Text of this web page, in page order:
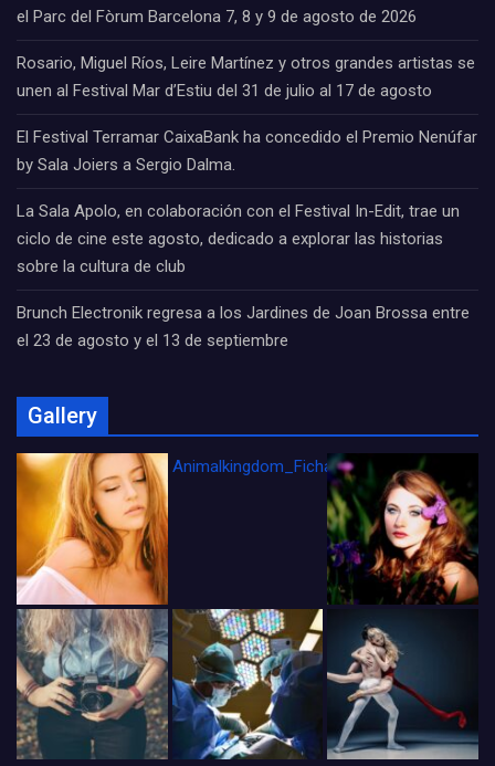
el Parc del Fòrum Barcelona 7, 8 y 9 de agosto de 2026
Rosario, Miguel Ríos, Leire Martínez y otros grandes artistas se
unen al Festival Mar d’Estiu del 31 de julio al 17 de agosto
El Festival Terramar CaixaBank ha concedido el Premio Nenúfar
by Sala Joiers a Sergio Dalma.
La Sala Apolo, en colaboración con el Festival In-Edit, trae un
ciclo de cine este agosto, dedicado a explorar las historias
sobre la cultura de club
Brunch Electronik regresa a los Jardines de Joan Brossa entre
el 23 de agosto y el 13 de septiembre
Gallery
Animalkingdom_FichaCine